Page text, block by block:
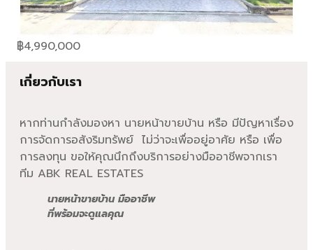
฿4,990,000
เกี่ยวกับเรา
หากท่านกำลังมองหา นายหน้าขายบ้าน หรือ มีปัญหาเรื่อง
การจัดการอสังริมทรัพย์ ไม่ว่าจะเพื่ออยู่อาศัย หรือ เพื่อ
การลงทุน ขอให้คุณนึกถึงบริการอย่างมืออาชีพจากเรา
ทีม ABK REAL ESTATES
นายหน้าขายบ้าน มืออาชีพ
ที่พร้อมจะดูแลคุณ